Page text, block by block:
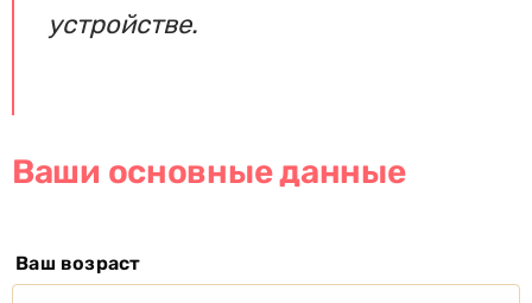
устройстве.
Ваши основные данные
Ваш возраст